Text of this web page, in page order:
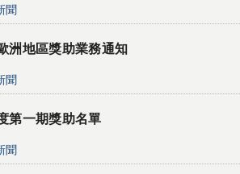
聞
洲地區獎助業務通知
聞
第一期獎助名單
聞